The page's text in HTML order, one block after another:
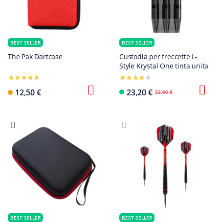
BEST SELLER
The Pak Dartcase
12,50 €
BEST SELLER
Custodia per freccette L-
Style Krystal One tinta unita
23,20 € 32,00 €
BEST SELLER BEST SELLER